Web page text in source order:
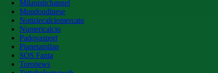
Milanistichannel
Mondoudinese
Notiziecalciomercato
Numericalcio
Padovasport
Pianetamilan
SOS Fanta
Toronews